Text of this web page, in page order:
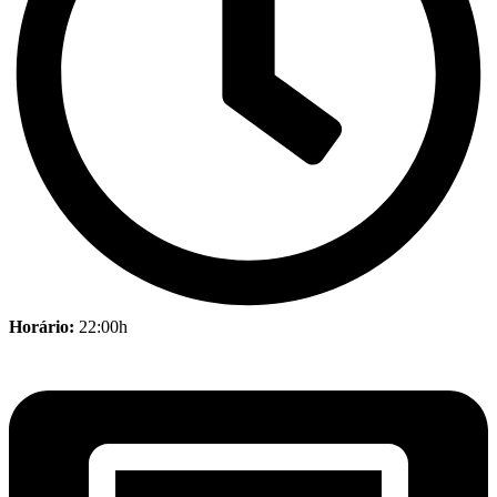
Horário: 22:00h